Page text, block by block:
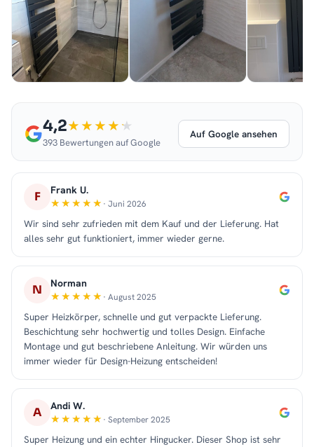
4,2
393 Bewertungen auf Google
Auf Google ansehen
F Frank U.
· Juni 2026
Wir sind sehr zufrieden mit dem Kauf und der Lieferung. Hat
alles sehr gut funktioniert, immer wieder gerne.
N Norman
· August 2025
Super Heizkörper, schnelle und gut verpackte Lieferung.
Beschichtung sehr hochwertig und tolles Design. Einfache
Montage und gut beschriebene Anleitung. Wir würden uns
immer wieder für Design-Heizung entscheiden!
A Andi W.
· September 2025
Super Heizung und ein echter Hingucker. Dieser Shop ist sehr